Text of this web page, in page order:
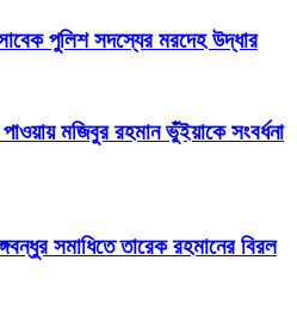
পুলিশ সদস্যের মরদেহ উদ্ধার
মজিবুর রহমান ভুঁইয়াকে সংবর্ধনা
সমাধিতে তারেক রহমানের বিরল